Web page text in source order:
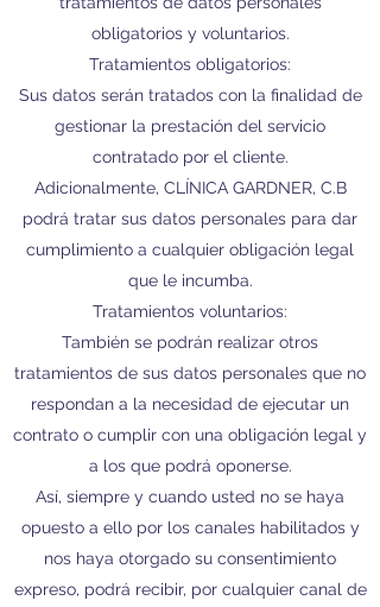
obligatorios y voluntarios.
Tratamientos obligatorios:
Sus datos serán tratados con la finalidad de
gestionar la prestación del servicio
contratado por el cliente.
Adicionalmente, CLÍNICA GARDNER, C.B
podrá tratar sus datos personales para dar
cumplimiento a cualquier obligación legal
que le incumba.
Tratamientos voluntarios:
También se podrán realizar otros
tratamientos de sus datos personales que no
respondan a la necesidad de ejecutar un
contrato o cumplir con una obligación legal y
a los que podrá oponerse.
Así, siempre y cuando usted no se haya
opuesto a ello por los canales habilitados y
nos haya otorgado su consentimiento
expreso, podrá recibir, por cualquier canal de